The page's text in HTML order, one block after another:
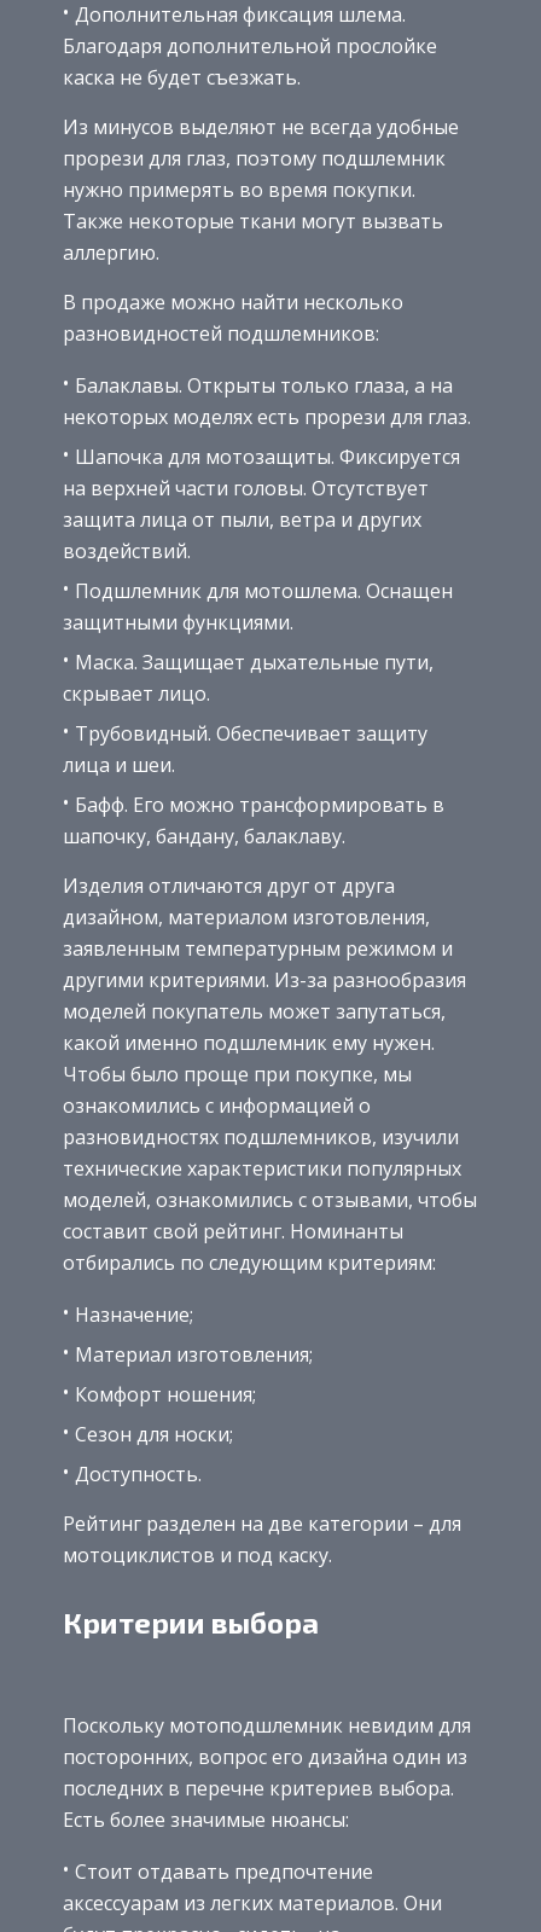
Дополнительная фиксация шлема.
Благодаря дополнительной прослойке
каска не будет съезжать.
Из минусов выделяют не всегда удобные
прорези для глаз, поэтому подшлемник
нужно примерять во время покупки.
Также некоторые ткани могут вызвать
аллергию.
В продаже можно найти несколько
разновидностей подшлемников:
Балаклавы. Открыты только глаза, а на
некоторых моделях есть прорези для глаз.
Шапочка для мотозащиты. Фиксируется
на верхней части головы. Отсутствует
защита лица от пыли, ветра и других
воздействий.
Подшлемник для мотошлема. Оснащен
защитными функциями.
Маска. Защищает дыхательные пути,
скрывает лицо.
Трубовидный. Обеспечивает защиту
лица и шеи.
Бафф. Его можно трансформировать в
шапочку, бандану, балаклаву.
Изделия отличаются друг от друга
дизайном, материалом изготовления,
заявленным температурным режимом и
другими критериями. Из-за разнообразия
моделей покупатель может запутаться,
какой именно подшлемник ему нужен.
Чтобы было проще при покупке, мы
ознакомились с информацией о
разновидностях подшлемников, изучили
технические характеристики популярных
моделей, ознакомились с отзывами, чтобы
составит свой рейтинг. Номинанты
отбирались по следующим критериям:
Назначение;
Материал изготовления;
Комфорт ношения;
Сезон для носки;
Доступность.
Рейтинг разделен на две категории – для
мотоциклистов и под каску.
Критерии выбора
Поскольку мотоподшлемник невидим для
посторонних, вопрос его дизайна один из
последних в перечне критериев выбора.
Есть более значимые нюансы:
Стоит отдавать предпочтение
аксессуарам из легких материалов. Они